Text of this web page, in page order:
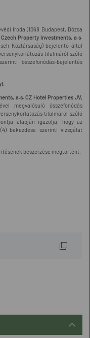
Iroda (1068 Budapest, Dózsa
Czech Property Investments, a.s.
Köztársaság) bejelentő által
tilalmáról szóló
összefonódás-bejelentés
a.s. CZ Hotel Properties JV,
megvalósuló összefonódás
tilalmáról szóló
alapján igazolja, hogy az
bekezdése szerinti vizsgálat
beszerzése megtörtént.